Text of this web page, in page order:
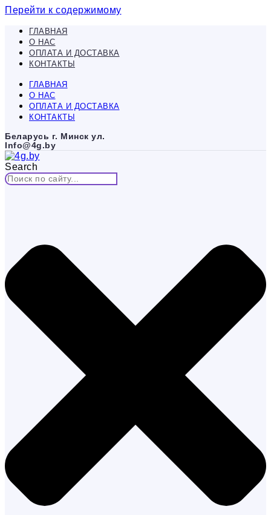
Перейти к содержимому
ГЛАВНАЯ
О НАС
ОПЛАТА И ДОСТАВКА
КОНТАКТЫ
ГЛАВНАЯ
О НАС
ОПЛАТА И ДОСТАВКА
КОНТАКТЫ
Беларусь г. Минск ул.
Info@4g.by
Search